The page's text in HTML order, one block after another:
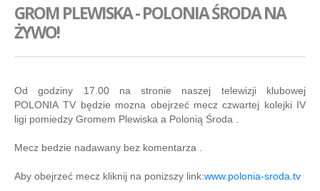
KONTAKT
SKLEP
PLAN TRENINGÓW
GROM PLEWISKA - POLONIA ŚRODA NA
ŻYWO!
Od godziny 17.00 na stronie naszej telewizji klubowej
POLONIA TV będzie mozna obejrzeć mecz czwartej kolejki IV
ligi pomiedzy Gromem Plewiska a Polonią Środa .
Mecz bedzie nadawany bez komentarza .
Aby obejrzeć mecz kliknij na ponizszy link:www.polonia-sroda.tv